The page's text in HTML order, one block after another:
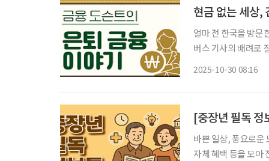
현금 없는 세상
얼마 전 한국을 방문
버스 기사의 배려로
2025-10-30 08:16
바쁜 일상, 풍요로운
자체 혜택 등을 모아 전달 드립니다. 미디어아트와 함